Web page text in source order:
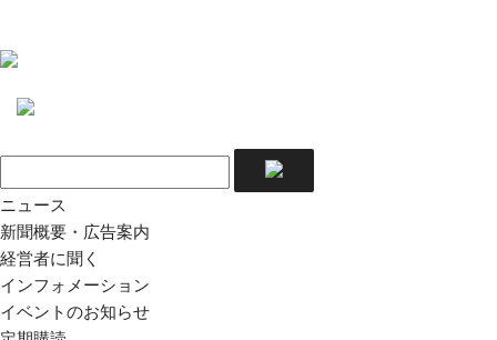
ニュース
新聞概要・広告案内
経営者に聞く
インフォメーション
イベントのお知らせ